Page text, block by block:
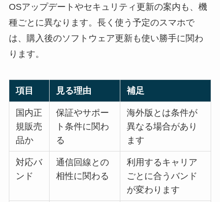
OSアップデートやセキュリティ更新の案内も、機
種ごとに異なります。長く使う予定のスマホで
は、購入後のソフトウェア更新も使い勝手に関わ
ります。
項目 見る理由 補足
国内正
規販売
品か
保証やサポー
ト条件に関わ
る
海外版とは条件が
異なる場合があり
ます
対応バ
ンド
通信回線との
相性に関わる
利用するキャリア
ごとに合うバンド
が変わります